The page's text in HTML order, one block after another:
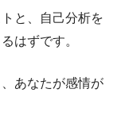
と、自己分析を
はずです。
あなたが感情が